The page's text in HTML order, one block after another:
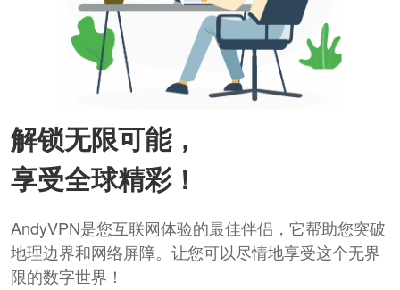
解锁无限可能，
享受全球精彩！
AndyVPN是您互联网体验的最佳伴侣，它帮助您突破
地理边界和网络屏障。让您可以尽情地享受这个无界
限的数字世界！